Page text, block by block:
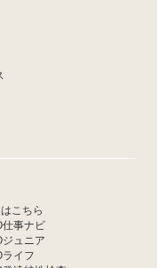
こちら
仕事ナビ
ジュニア
ライフ